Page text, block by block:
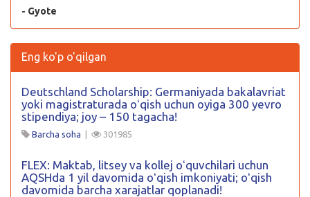
- Gyote
Eng ko'p o'qilgan
Deutschland Scholarship: Germaniyada bakalavriat
yoki magistraturada oʻqish uchun oyiga 300 yevro
stipendiya; joy – 150 tagacha!
Barcha soha | 301985
FLEX: Maktab, litsey va kollej oʻquvchilari uchun
AQSHda 1 yil davomida oʻqish imkoniyati; oʻqish
davomida barcha xarajatlar qoplanadi!